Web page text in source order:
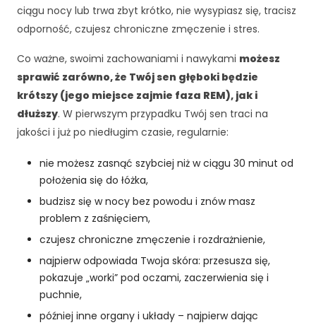
ciągu nocy lub trwa zbyt krótko, nie wysypiasz się, tracisz
odporność, czujesz chroniczne zmęczenie i stres.
Co ważne, swoimi zachowaniami i nawykami możesz
sprawić zarówno, że Twój sen głęboki będzie
krótszy (jego miejsce zajmie faza REM), jak i
dłuższy. W pierwszym przypadku Twój sen traci na
jakości i już po niedługim czasie, regularnie:
nie możesz zasnąć szybciej niż w ciągu 30 minut od
położenia się do łóżka,
budzisz się w nocy bez powodu i znów masz
problem z zaśnięciem,
czujesz chroniczne zmęczenie i rozdrażnienie,
najpierw odpowiada Twoja skóra: przesusza się,
pokazuje „worki” pod oczami, zaczerwienia się i
puchnie,
później inne organy i układy – najpierw dając